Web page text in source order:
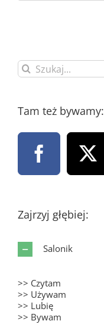
Szukaj
Tam też bywamy:
Zajrzyj głębiej:
Salonik
>> Czytam
>> Używam
>> Lubię
>> Bywam